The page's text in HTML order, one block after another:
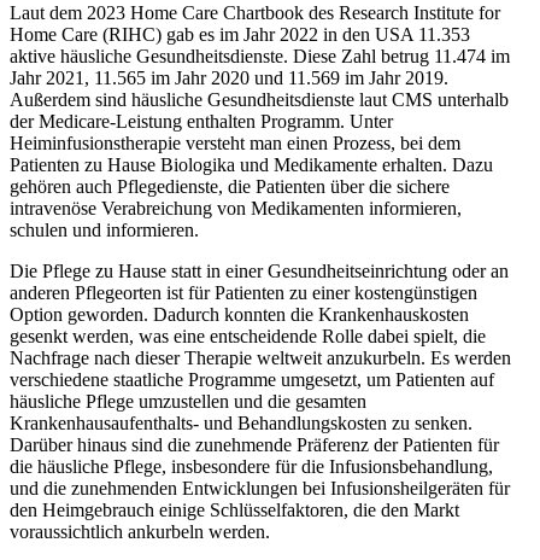
Laut dem 2023 Home Care Chartbook des Research Institute for
Home Care (RIHC) gab es im Jahr 2022 in den USA 11.353
aktive häusliche Gesundheitsdienste. Diese Zahl betrug 11.474 im
Jahr 2021, 11.565 im Jahr 2020 und 11.569 im Jahr 2019.
Außerdem sind häusliche Gesundheitsdienste laut CMS unterhalb
der Medicare-Leistung enthalten Programm. Unter
Heiminfusionstherapie versteht man einen Prozess, bei dem
Patienten zu Hause Biologika und Medikamente erhalten. Dazu
gehören auch Pflegedienste, die Patienten über die sichere
intravenöse Verabreichung von Medikamenten informieren,
schulen und informieren.
Die Pflege zu Hause statt in einer Gesundheitseinrichtung oder an
anderen Pflegeorten ist für Patienten zu einer kostengünstigen
Option geworden. Dadurch konnten die Krankenhauskosten
gesenkt werden, was eine entscheidende Rolle dabei spielt, die
Nachfrage nach dieser Therapie weltweit anzukurbeln. Es werden
verschiedene staatliche Programme umgesetzt, um Patienten auf
häusliche Pflege umzustellen und die gesamten
Krankenhausaufenthalts- und Behandlungskosten zu senken.
Darüber hinaus sind die zunehmende Präferenz der Patienten für
die häusliche Pflege, insbesondere für die Infusionsbehandlung,
und die zunehmenden Entwicklungen bei Infusionsheilgeräten für
den Heimgebrauch einige Schlüsselfaktoren, die den Markt
voraussichtlich ankurbeln werden.